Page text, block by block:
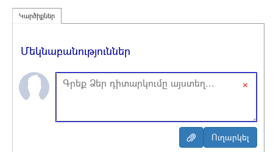
Կարծիքներ
Մեկնաբանություններ
×